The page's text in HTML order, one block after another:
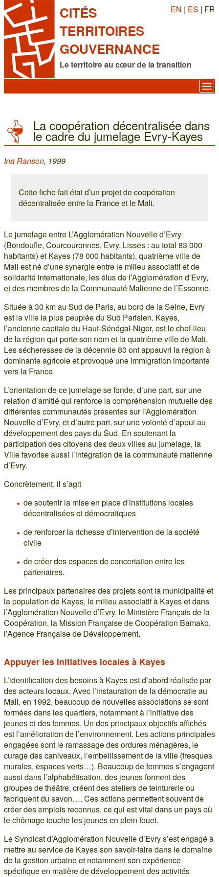
CITÉS
TERRITOIRES
GOUVERNANCE
Le territoire au cœur de la transition
EN | ES | FR
La coopération décentralisée dans
le cadre du jumelage Evry-Kayes
Ina Ranson, 1999
Cette fiche fait état d’un projet de coopération
décentralisée entre la France et le Mali.
Le jumelage entre L’Agglomération Nouvelle d’Evry
(Bondoufle, Courcouronnes, Evry, Lisses : au total 83 000
habitants) et Kayes (78 000 habitants), quatrième ville de
Mali est né d’une synergie entre le milieu associatif et de
solidarité internationale, les élus de l’Agglomération d’Evry,
et des membres de la Communauté Malienne de l’Essonne.
Située à 30 km au Sud de Paris, au bord de la Seine, Evry
est la ville la plus peuplée du Sud Parisien. Kayes,
l’ancienne capitale du Haut-Sénégal-Niger, est le chef-lieu
de la région qui porte son nom et la quatrième ville de Mali.
Les sécheresses de la décennie 80 ont appauvri la région à
dominante agricole et provoqué une immigration importante
vers la France.
L’orientation de ce jumelage se fonde, d’une part, sur une
relation d’amitié qui renforce la compréhension mutuelle des
différentes communautés présentes sur l’Agglomération
Nouvelle d’Evry, et d’autre part, sur une volonté d’appui au
développement des pays du Sud. En soutenant la
participation des citoyens des deux villes au jumelage, la
Ville favorise aussi l’intégration de la communauté malienne
d’Evry.
Concrètement, il s’agit
de soutenir la mise en place d’institutions locales
décentralisées et démocratiques
de renforcer la richesse d’intervention de la société
civile
de créer des espaces de concertation entre les
partenaires.
Les principaux partenaires des projets sont la municipalité et
la population de Kayes, le milieu associatif à Kayes et dans
l’Agglomération Nouvelle d’Evry, le Ministère Français de la
Coopération, la Mission Française de Coopération Bamako,
l’Agence Française de Développement.
Appuyer les initiatives locales à Kayes
L’identification des besoins à Kayes est d’abord réalisée par
des acteurs locaux. Avec l’instauration de la démocratie au
Mali, en 1992, beaucoup de nouvelles associations se sont
formées dans les quartiers, notamment à l’initiative des
jeunes et des femmes. Un des principaux objectifs affichés
est l’amélioration de l’environnement. Les actions principales
engagées sont le ramassage des ordures ménagères, le
curage des caniveaux, l’embellissement de la ville (fresques
murales, espaces verts…). Beaucoup de femmes s’engagent
aussi dans l’alphabétisation, des jeunes forment des
groupes de théâtre, créent des ateliers de teinturerie ou
fabriquent du savon…. Ces actions permettent souvent de
créer des emplois reconnus, ce qui est vital dans un pays où
le chômage touche les jeunes en plein fouet.
Le Syndicat d’Agglomération Nouvelle d’Evry s’est engagé à
mettre au service de Kayes son savoir-faire dans le domaine
de la gestion urbaine et notamment son expérience
spécifique en matière de développement des activités